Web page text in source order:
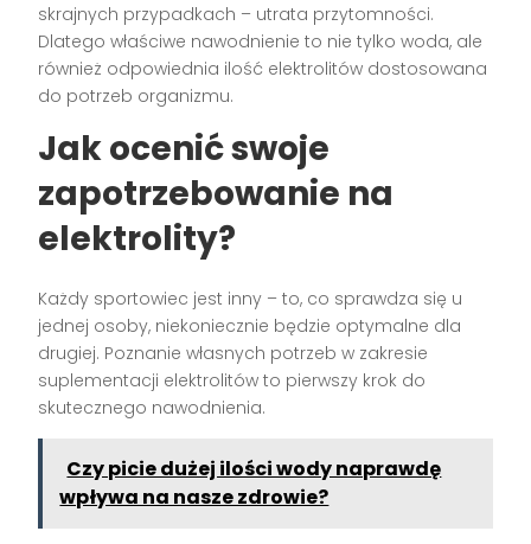
skrajnych przypadkach – utrata przytomności.
Dlatego właściwe nawodnienie to nie tylko woda, ale
również odpowiednia ilość elektrolitów dostosowana
do potrzeb organizmu.
Jak ocenić swoje
zapotrzebowanie na
elektrolity?
Każdy sportowiec jest inny – to, co sprawdza się u
jednej osoby, niekoniecznie będzie optymalne dla
drugiej. Poznanie własnych potrzeb w zakresie
suplementacji elektrolitów to pierwszy krok do
skutecznego nawodnienia.
Czy picie dużej ilości wody naprawdę
wpływa na nasze zdrowie?